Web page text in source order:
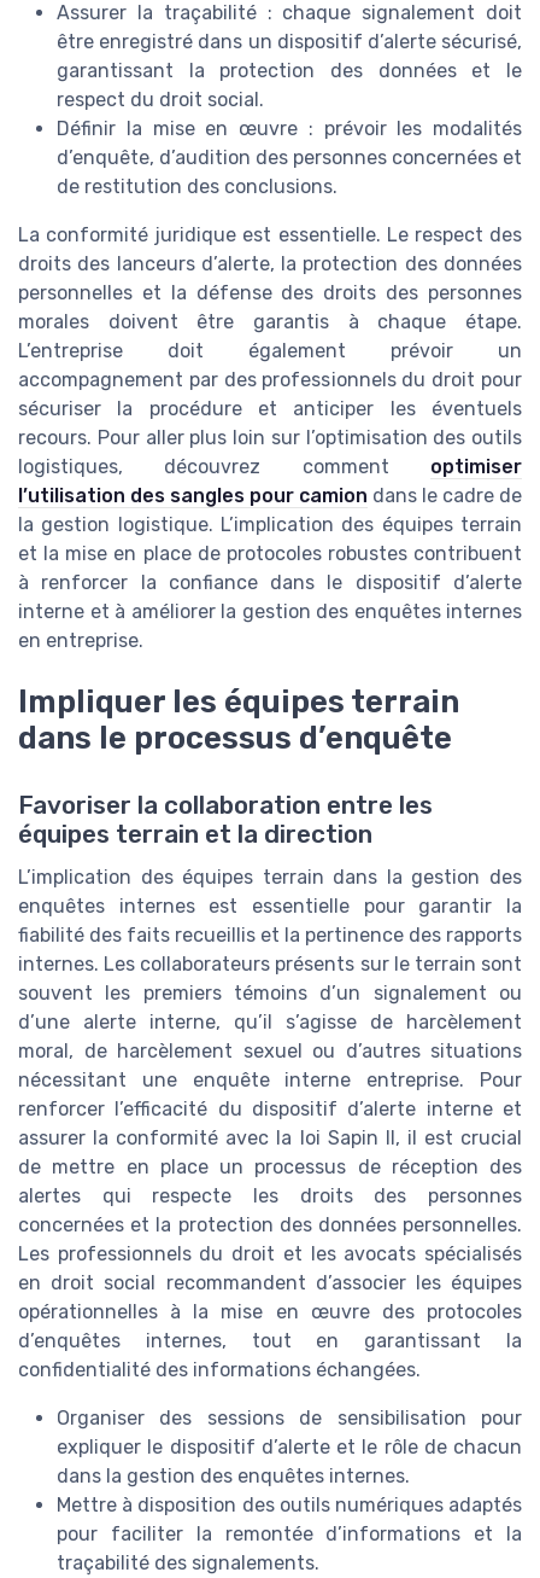
Assurer la traçabilité : chaque signalement doit
être enregistré dans un dispositif d’alerte sécurisé,
garantissant la protection des données et le
respect du droit social.
Définir la mise en œuvre : prévoir les modalités
d’enquête, d’audition des personnes concernées et
de restitution des conclusions.
La conformité juridique est essentielle. Le respect des
droits des lanceurs d’alerte, la protection des données
personnelles et la défense des droits des personnes
morales doivent être garantis à chaque étape.
L’entreprise doit également prévoir un
accompagnement par des professionnels du droit pour
sécuriser la procédure et anticiper les éventuels
recours. Pour aller plus loin sur l’optimisation des outils
logistiques, découvrez comment optimiser
l’utilisation des sangles pour camion dans le cadre de
la gestion logistique. L’implication des équipes terrain
et la mise en place de protocoles robustes contribuent
à renforcer la confiance dans le dispositif d’alerte
interne et à améliorer la gestion des enquêtes internes
en entreprise.
Impliquer les équipes terrain
dans le processus d’enquête
Favoriser la collaboration entre les
équipes terrain et la direction
L’implication des équipes terrain dans la gestion des
enquêtes internes est essentielle pour garantir la
fiabilité des faits recueillis et la pertinence des rapports
internes. Les collaborateurs présents sur le terrain sont
souvent les premiers témoins d’un signalement ou
d’une alerte interne, qu’il s’agisse de harcèlement
moral, de harcèlement sexuel ou d’autres situations
nécessitant une enquête interne entreprise. Pour
renforcer l’efficacité du dispositif d’alerte interne et
assurer la conformité avec la loi Sapin II, il est crucial
de mettre en place un processus de réception des
alertes qui respecte les droits des personnes
concernées et la protection des données personnelles.
Les professionnels du droit et les avocats spécialisés
en droit social recommandent d’associer les équipes
opérationnelles à la mise en œuvre des protocoles
d’enquêtes internes, tout en garantissant la
confidentialité des informations échangées.
Organiser des sessions de sensibilisation pour
expliquer le dispositif d’alerte et le rôle de chacun
dans la gestion des enquêtes internes.
Mettre à disposition des outils numériques adaptés
pour faciliter la remontée d’informations et la
traçabilité des signalements.